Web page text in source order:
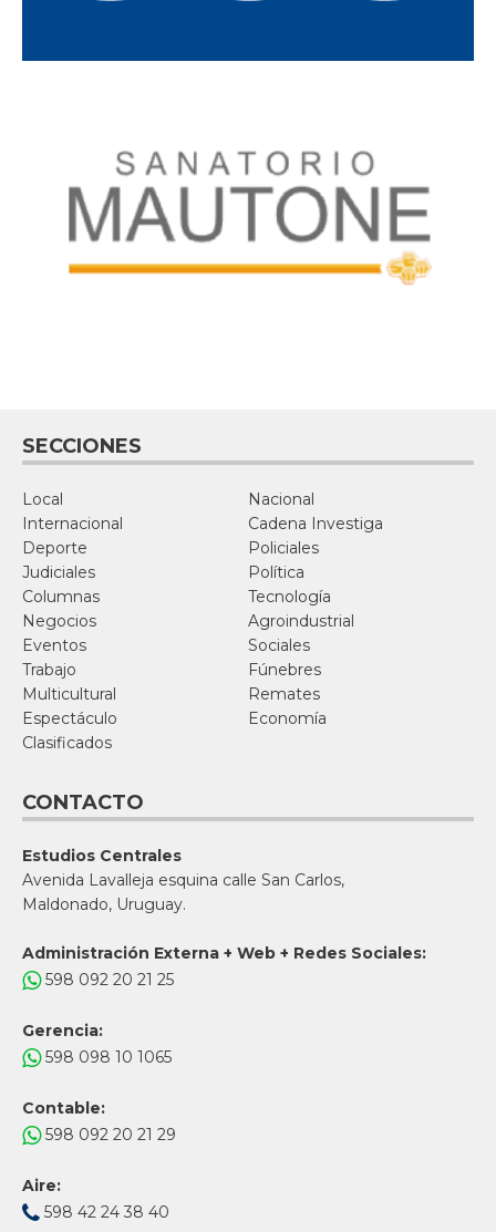
SECCIONES
Local
Nacional
Internacional
Cadena Investiga
Deporte
Policiales
Judiciales
Política
Columnas
Tecnología
Negocios
Agroindustrial
Eventos
Sociales
Trabajo
Fúnebres
Multicultural
Remates
Espectáculo
Economía
Clasificados
CONTACTO
Estudios Centrales
Avenida Lavalleja esquina calle San Carlos,
Maldonado, Uruguay.
Administración Externa + Web + Redes Sociales:
598 092 20 21 25
Gerencia:
598 098 10 1065
Contable:
598 092 20 21 29
Aire:
598 42 24 38 40